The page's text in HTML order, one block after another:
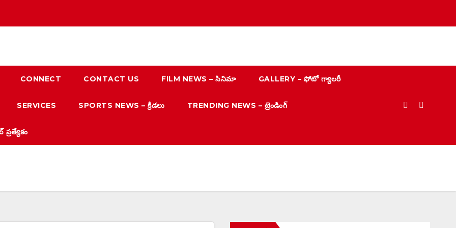
CONNECT CONTACT US FILM NEWS – సినిమా GALLERY – ఫోటో గ్యాలరీ
SERVICES SPORTS NEWS – క్రీడలు TRENDING NEWS – ట్రెండింగ్